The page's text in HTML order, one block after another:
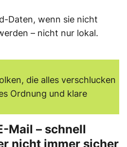
Daten, wenn sie nicht
– nicht nur lokal.
die alles verschlucken
Ordnung und klare
Mail – schnell
nicht immer sicher